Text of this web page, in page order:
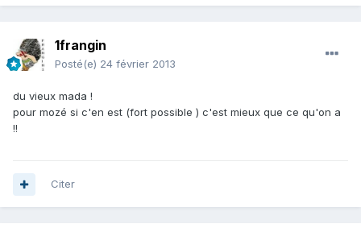
1frangin
Posté(e) 24 février 2013
du vieux mada !
pour mozé si c'en est (fort possible ) c'est mieux que ce qu'on a
!!
Citer